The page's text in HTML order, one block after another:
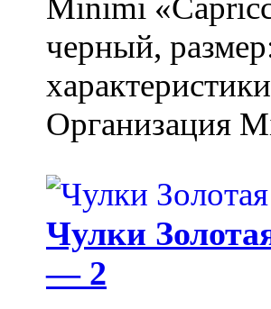
Minimi
черный,
Организация
Чулки
— 2